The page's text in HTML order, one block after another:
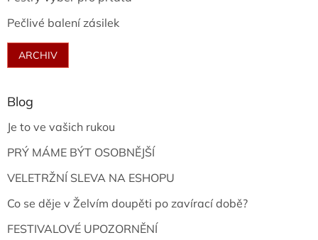
Pečlivé balení zásilek
ARCHIV
Blog
Je to ve vašich rukou
PRÝ MÁME BÝT OSOBNĚJŠÍ
VELETRŽNÍ SLEVA NA ESHOPU
Co se děje v Želvím doupěti po zavírací době?
FESTIVALOVÉ UPOZORNĚNÍ